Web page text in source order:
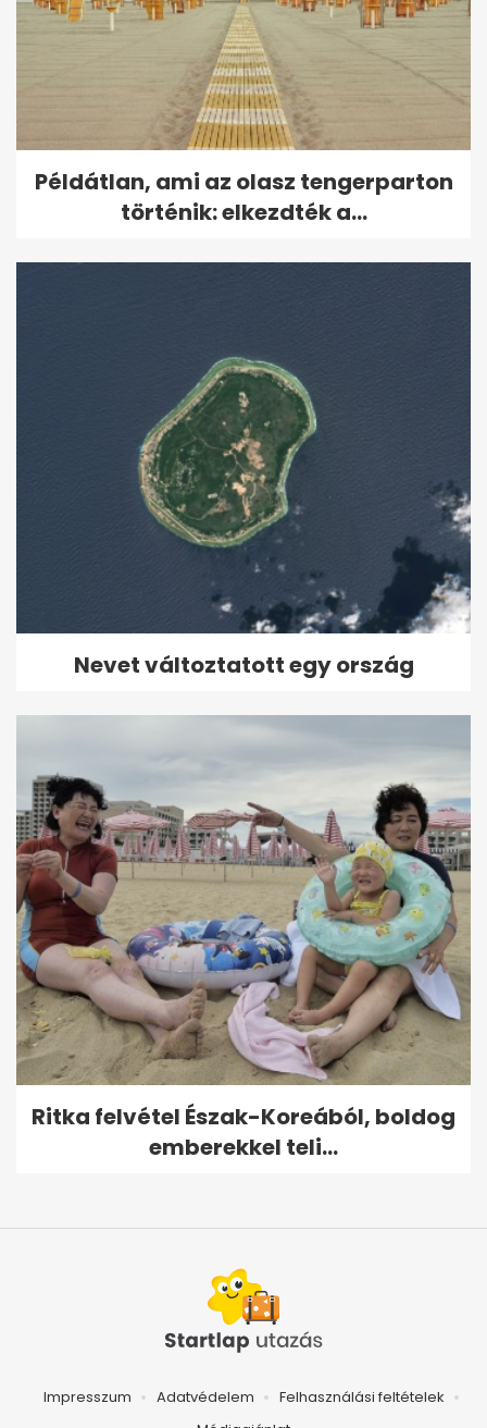
Példátlan, ami az olasz tengerparton
történik: elkezdték a...
Nevet változtatott egy ország
Ritka felvétel Észak-Koreából, boldog
emberekkel teli...
Impresszum Adatvédelem
Felhasználási feltételek